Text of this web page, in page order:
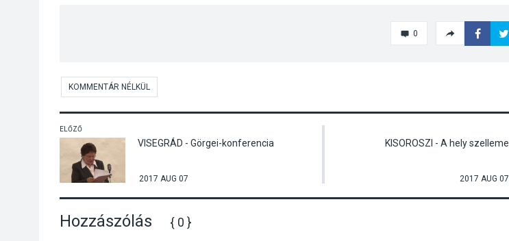
0
KOMMENTÁR NÉLKÜL
ELŐZŐ
VISEGRÁD - Görgei-konferencia
2017 AUG 07
KISOROSZI - A hely szelleme
2017 AUG 07
Hozzászólás { 0 }